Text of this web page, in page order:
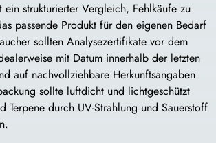
ein strukturierter Vergleich, Fehlkäufe zu
passende Produkt für den eigenen Bedarf
sollten Analysezertifikate vor dem
mit Datum innerhalb der letzten
auf nachvollziehbare Herkunftsangaben
sollte luftdicht und lichtgeschützt
Terpene durch UV-Strahlung und Sauerstoff